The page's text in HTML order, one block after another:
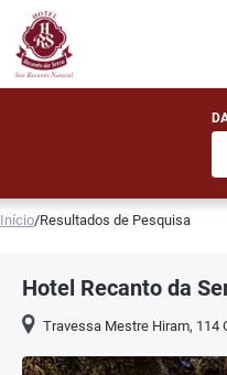
Início/Resultados de Pesquisa
Hotel Recanto da
Travessa Mestre Hiram, 114